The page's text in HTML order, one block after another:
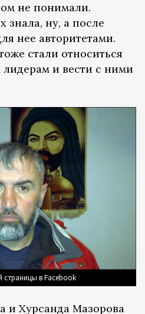
не понимали.
знала, ну, а после
нее авторитетами.
стали относиться
и вести с ними
в Facebook
и Хурсанда Мазорова